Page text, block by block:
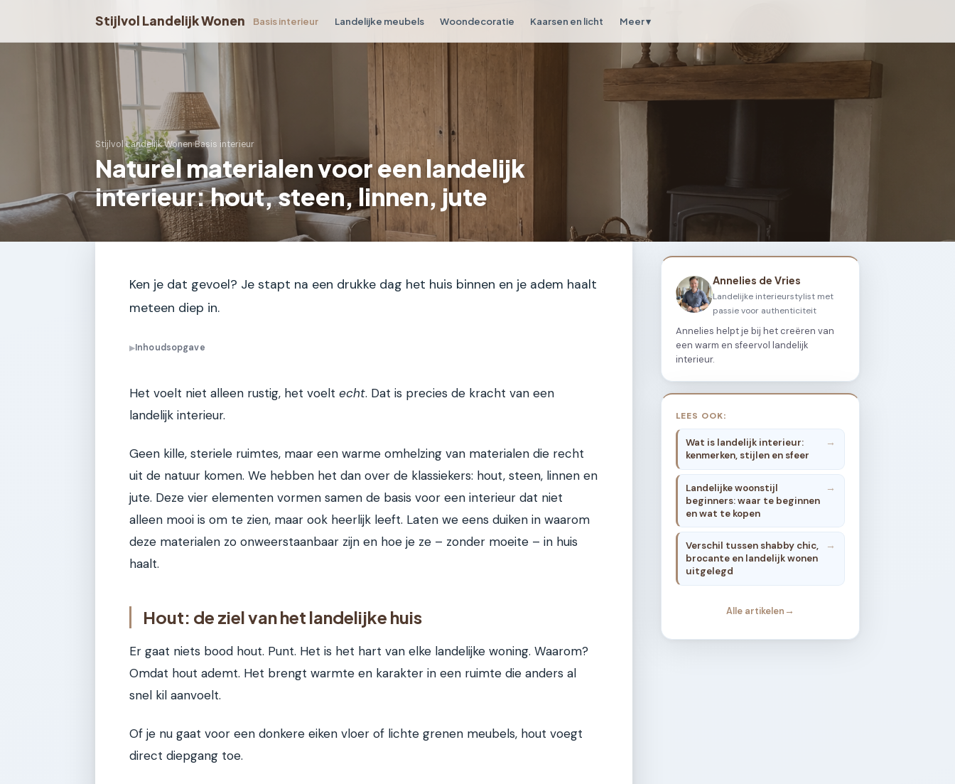
Stijlvol Landelijk Wonen Basis interieur Landelijke meubels Woondecoratie Kaarsen en licht Meer ▾
Stijlvol Landelijk Wonen›Basis interieur
Naturel materialen voor een landelijk
interieur: hout, steen, linnen, jute
Ken je dat gevoel? Je stapt na een drukke dag het huis binnen en je adem haalt
meteen diep in.
▶Inhoudsopgave
Het voelt niet alleen rustig, het voelt echt. Dat is precies de kracht van een
landelijk interieur.
Geen kille, steriele ruimtes, maar een warme omhelzing van materialen die recht
uit de natuur komen. We hebben het dan over de klassiekers: hout, steen, linnen en
jute. Deze vier elementen vormen samen de basis voor een interieur dat niet
alleen mooi is om te zien, maar ook heerlijk leeft. Laten we eens duiken in waarom
deze materialen zo onweerstaanbaar zijn en hoe je ze – zonder moeite – in huis
haalt.
Hout: de ziel van het landelijke huis
Er gaat niets bood hout. Punt. Het is het hart van elke landelijke woning. Waarom?
Omdat hout ademt. Het brengt warmte en karakter in een ruimte die anders al
snel kil aanvoelt.
Of je nu gaat voor een donkere eiken vloer of lichte grenen meubels, hout voegt
direct diepgang toe.
Annelies de Vries
Landelijke interieurstylist met
passie voor authenticiteit
Annelies helpt je bij het creëren van
een warm en sfeervol landelijk
interieur.
LEES OOK:
Wat is landelijk interieur:
kenmerken, stijlen en sfeer
Landelijke woonstijl
beginners: waar te beginnen
en wat te kopen
Verschil tussen shabby chic,
brocante en landelijk wonen
uitgelegd
Alle artikelen